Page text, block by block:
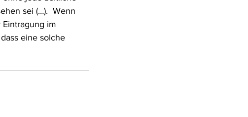
sei (…).  Wenn
im
eine solche